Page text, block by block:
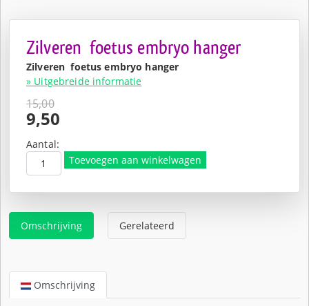
Zilveren foetus embryo hanger
Zilveren foetus embryo hanger
» Uitgebreide informatie
15,00
Oorspronkelijke
prijs
was:
€15,00.
9,50
Huidige
prijs
is:
€9,50.
Aantal:
Toevoegen aan winkelwagen
Omschrijving Gerelateerd
Omschrijving